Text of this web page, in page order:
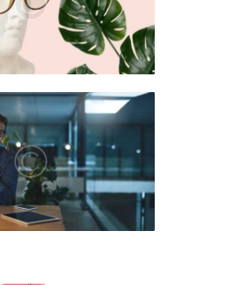
abril 2, 2019
marzo 12, 2019